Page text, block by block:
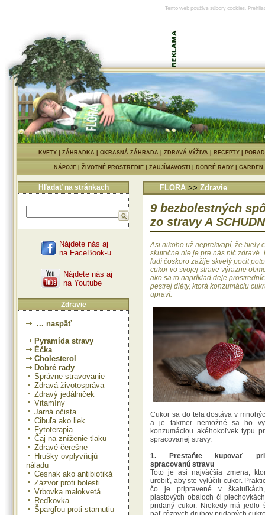
Tento web používa súbory cookies.
KVETY| ZÁHRADKA| OKRASNÁ ZÁHRADA| ZDRAVÁ VÝŽIVA| RECEPTY|
NÁPOJE ŽIVOTNÉ PROSTREDIE ZAUJÍMAVOSTI DOBRÉ RADY
Hľadať na stránkach
Nájdete nás aj
na FaceBook-u
Nájdete nás aj
na Youtube
Zdravie
... naspäť
Pyramída stravy
Éčka
Cholesterol
Dobré rady
Správne stravovanie
Zdravá životospráva
Zdravý jedálniček
Vitamíny
Jarná očista
Cibuľa ako liek
Fytoterapia
Čaj na zníženie tlaku
Zdravé čerešne
Hrušky ovplyvňujú
náladu
Cesnak ako antibiotiká
Zázvor proti bolesti
Vrbovka malokvetá
Reďkovka
Špargľou proti starnutiu
FLORA >> Zdravie
9 bezbolestných
zo stravy A
Asi nikoho už neprekvapí, že biely
skutočne nie je pre nás nič zdravé.
ľudí čoskoro zažije skvelý pocit
cukor vo svojej strave výrazne
ako sa to napríklad deje
pestrej diéty, ktorá konzumáciu
upraví.
Cukor sa do tela dostáva v
a je takmer nemožné sa ho
konzumáciou akéhokoľvek typu
spracovanej stravy.
1. Prestaňte kupovať
spracovanú stravu
Toto je asi najväčšia zmena,
urobiť, aby ste vylúčili cukor.
čo je pripravené v
plastových obaloch či
pridaný cukor. Niekedy má jedlo